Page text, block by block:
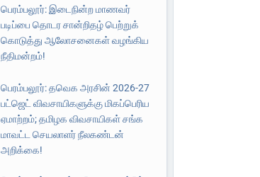
பெரம்பலூர்: இடைநின்ற மாணவர்
படிப்பை தொடர சான்றிதழ் பெற்றுக்
கொடுத்து ஆலோசனைகள் வழங்கிய
நீதிமன்றம்!
பெரம்பலூர்: தவெக அரசின் 2026-27
பட்ஜெட் விவசாயிகளுக்கு மிகப்பெரிய
ஏமாற்றம்; தமிழக விவசாயிகள் சங்க
மாவட்ட செயலாளர் நீலகண்டன்
அறிக்கை!